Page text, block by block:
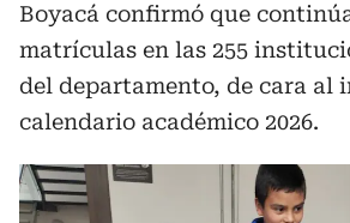
Boyacá confirmó que
matrículas en las 255
del departamento, de cara al
calendario académico 2026.